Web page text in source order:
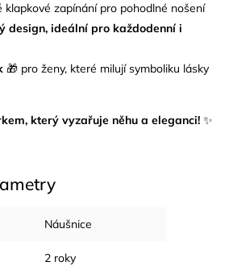
klapkové zapínání pro pohodlné nošení
design, ideální pro každodenní i
🎁 pro ženy, které milují symboliku lásky
který vyzařuje něhu a eleganci! ✨
Náušnice
2 roky